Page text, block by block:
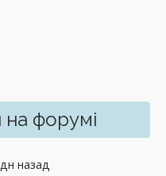
на форумі
назад